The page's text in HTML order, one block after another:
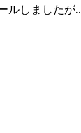
ルしましたが